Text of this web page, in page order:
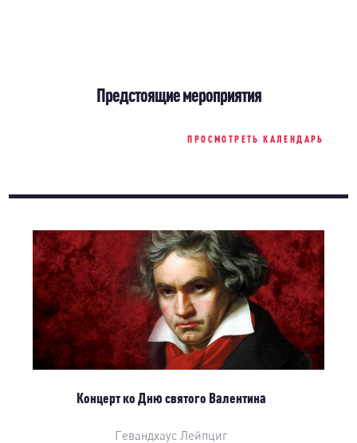
Предстоящие мероприятия
ПРОСМОТРЕТЬ КАЛЕНДАРЬ
Концерт ко Дню святого Валентина
Гевандхаус Лейпциг